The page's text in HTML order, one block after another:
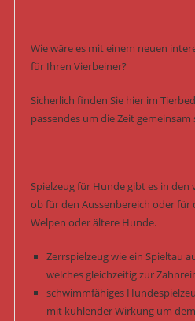
Wie wäre es mit einem neuen
für Ihren Vierbeiner?
Sicherlich finden Sie hier im
passendes um die Zeit
Spielzeug für Hunde gibt es in
ob für den Aussenbereich oder
Welpen oder ältere Hunde.
Zerrspielzeug wie ein Spieltau
welches gleichzeitig zur
schwimmfähiges
mit kühlender Wirkung um